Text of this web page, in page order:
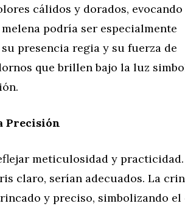
cálidos y dorados,
podría ser especialmente
presencia regia y su fuerza de
que brillen bajo la luz
Precisión
meticulosidad y
claro, serían adecuados. La
y preciso, simbolizando el